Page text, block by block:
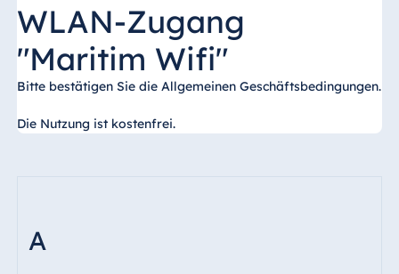
Albanien
Hotel Plaza
Tirana
Bay
Hotel Paradise
WLAN-Zugang
"Maritim Wifi"
Bitte bestätigen Sie die Allgemeinen Geschäftsbedingungen.
Die Nutzung ist kostenfrei.
A